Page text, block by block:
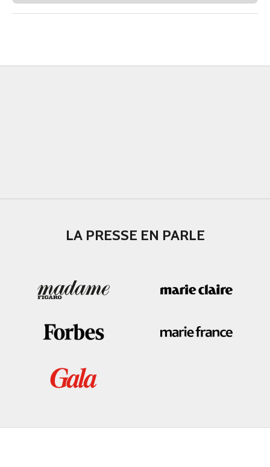
LA PRESSE EN PARLE